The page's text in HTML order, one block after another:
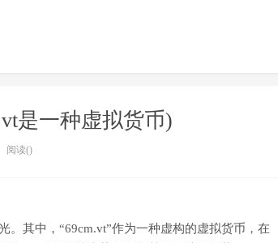
是一种虚拟货币)
阅读()
。其中，“69cm.vt”作为一种虚构的虚拟货币，在